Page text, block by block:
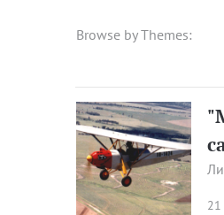
Browse by Themes:
21